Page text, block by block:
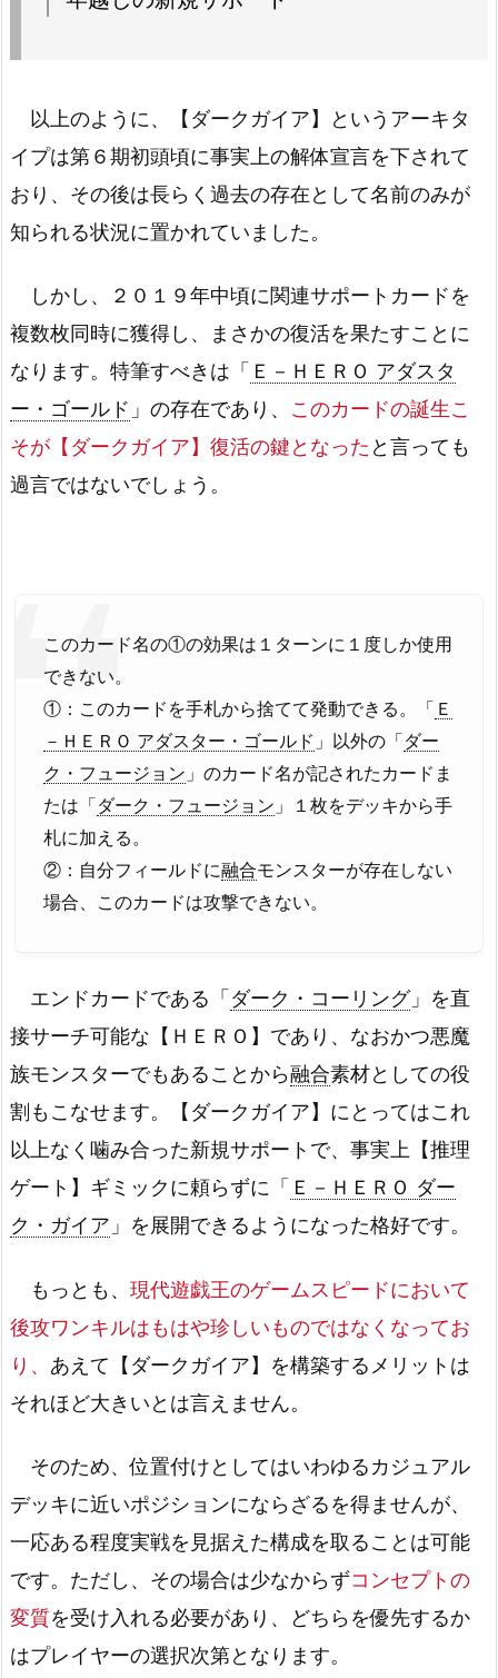
以上のように、【ダークガイア】というアーキタ
イプは第６期初頭頃に事実上の解体宣言を下されて
おり、その後は長らく過去の存在として名前のみが
知られる状況に置かれていました。
しかし、２０１９年中頃に関連サポートカードを
複数枚同時に獲得し、まさかの復活を果たすことに
なります。特筆すべきは「 Ｅ－ＨＥＲＯ アダスタ
ー・ゴールド 」の存在であり、 このカードの誕生こ
そが【ダークガイア】復活の鍵となった と言っても
過言ではないでしょう。
このカード名の①の効果は１ターンに１度しか使用
できない。
①：このカードを手札から捨てて発動できる。「 Ｅ
－ＨＥＲＯ アダスター・ゴールド 」以外の「 ダー
ク・フュージョン 」のカード名が記されたカードま
たは「 ダーク・フュージョン 」１枚をデッキから手
札に加える。
②：自分フィールドに融合モンスターが存在しない
場合、このカードは攻撃できない。
エンドカードである「 ダーク・コーリング」を直
接サーチ可能な【ＨＥＲＯ】であり、なおかつ悪魔
族モンスターでもあることから融合素材としての役
割もこなせます。【ダークガイア】にとってはこれ
以上なく噛み合った新規サポートで、事実上【推理
ゲート】ギミックに頼らずに「 Ｅ－ＨＥＲＯ ダー
ク・ガイア 」を展開できるようになった格好です。
もっとも、 現代遊戯王のゲームスピードにおいて
後攻ワンキルはもはや珍しいものではなくなってお
り、 あえて【ダークガイア】を構築するメリットは
それほど大きいとは言えません。
そのため、位置付けとしてはいわゆるカジュアル
デッキに近いポジションにならざるを得ませんが、
一応ある程度実戦を見据えた構成を取ることは可能
です。ただし、その場合は少なからずコンセプトの
変質を受け入れる必要があり、どちらを優先するか
はプレイヤーの選択次第となります。